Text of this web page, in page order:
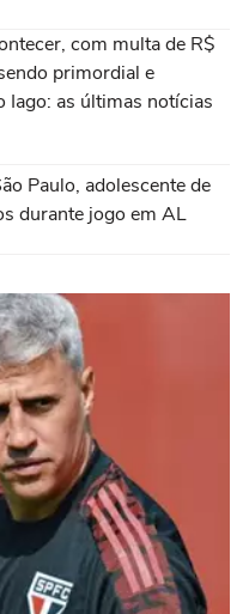
com multa de R$
primordial e
Iago: as últimas notícias
Paulo, adolescente de
durante jogo em AL